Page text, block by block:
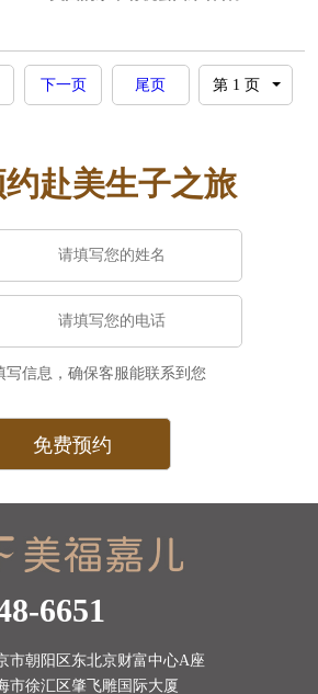
下一页 尾页
赴美生子之旅
写信息，确保客服能联系到您
6651
市朝阳区东北京财富中心A座
市徐汇区肇飞雕国际大厦